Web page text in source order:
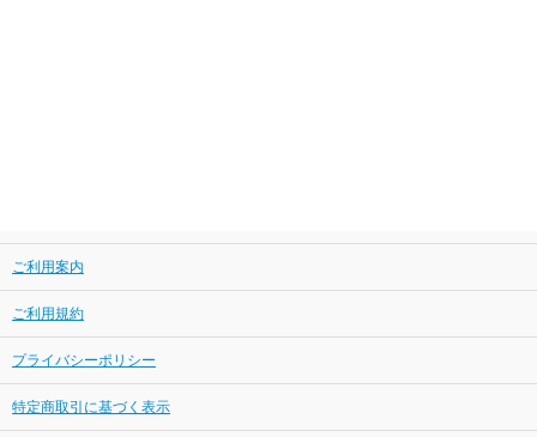
ご利用案内
ご利用規約
プライバシーポリシー
特定商取引に基づく表示